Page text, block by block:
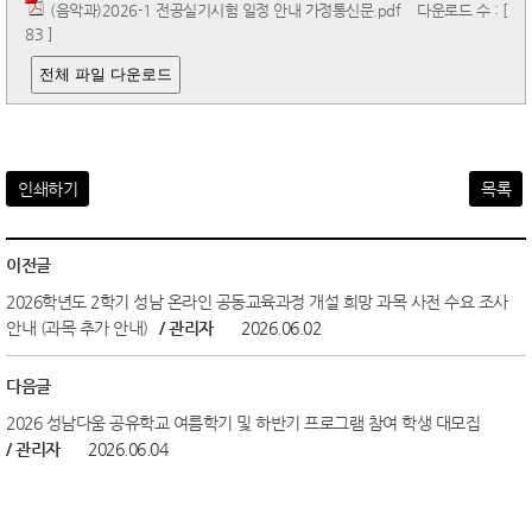
(음악과)2026-1 전공실기시험 일정 안내 가정통신문.pdf다운로드 수 : [
83 ]
전체 파일 다운로드
인쇄하기 목록
이전글
2026학년도 2학기 성남 온라인 공동교육과정 개설 희망 과목 사전 수요 조사
안내 (과목 추가 안내)
/ 관리자 2026.06.02
다음글
2026 성남다움 공유학교 여름학기 및 하반기 프로그램 참여 학생 대모집
/ 관리자
2026.06.04